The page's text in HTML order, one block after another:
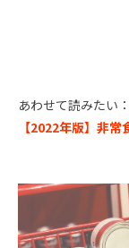
あわせて読みたい：
【2022年版】非